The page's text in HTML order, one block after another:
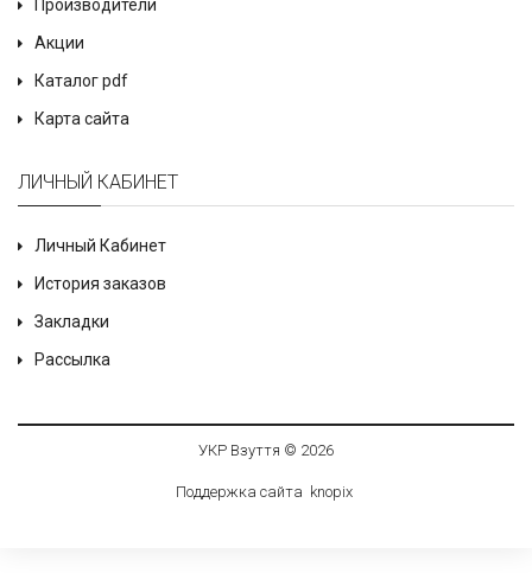
Производители
Акции
Каталог pdf
Карта сайта
ЛИЧНЫЙ КАБИНЕТ
Личный Кабинет
История заказов
Закладки
Рассылка
УКР Взуття © 2026
Поддержка сайта knopix